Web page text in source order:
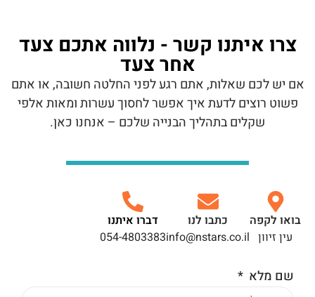
צרו איתנו קשר - נלווה אתכם צעד
אחר צעד
אם יש לכם שאלות, אתם רגע לפני החלטה חשובה, או אתם
פשוט רוצים לדעת איך אפשר לחסוך עשרות ומאות אלפי
שקלים בתהליך הבנייה שלכם – אנחנו כאן.
בואו לקפה
עין זיוון
כתבו לנו
info@nstars.co.il
דברו איתנו
054-4803383
שם מלא